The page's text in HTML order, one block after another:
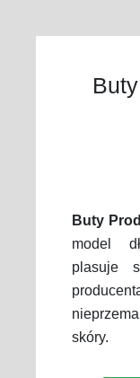
Buty
model
plasuje
skóry.